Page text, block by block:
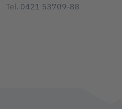
Tel. 0421 53709-88